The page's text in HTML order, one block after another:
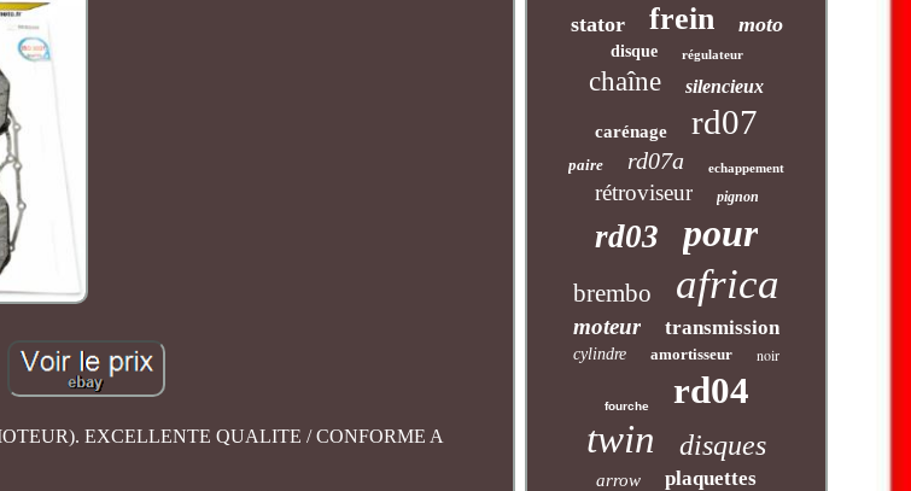
EXCELLENTE QUALITE / CONFORME A
stator frein moto
disque régulateur
chaîne silencieux
carénage rd07
paire rd07a echappement
rétroviseur pignon
rd03 pour
brembo africa
moteur transmission
cylindre amortisseur noir
fourche rd04
twin disques
arrow plaquettes